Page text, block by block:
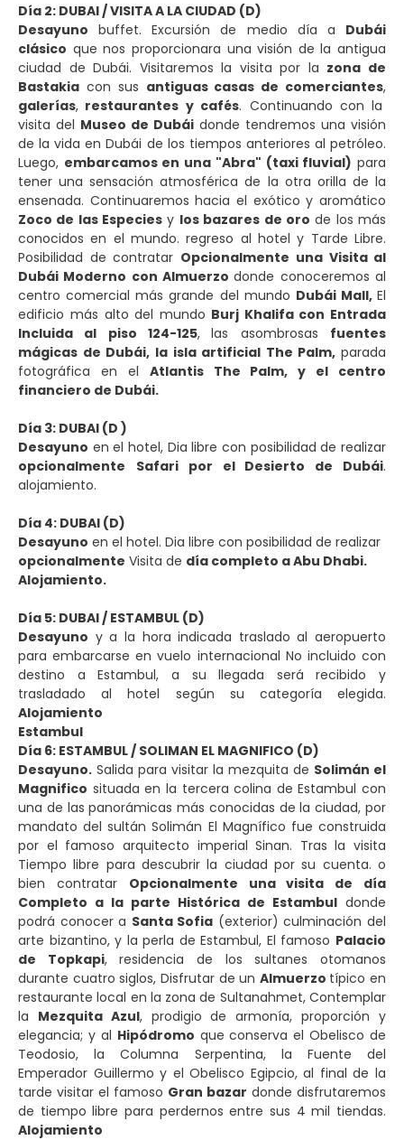
Día 2: DUBAI / VISITA A LA CIUDAD (D)
Desayuno buffet. Excursión de medio día a Dubái
clásico que nos proporcionara una visión de la antigua
ciudad de Dubái. Visitaremos la visita por la zona de
Bastakia con sus antiguas casas de comerciantes,
galerías, restaurantes y cafés. Continuando con la
visita del Museo de Dubái donde tendremos una visión
de la vida en Dubái de los tiempos anteriores al petróleo.
Luego, embarcamos en una "Abra" (taxi fluvial) para
tener una sensación atmosférica de la otra orilla de la
ensenada. Continuaremos hacia el exótico y aromático
Zoco de las Especies y los bazares de oro de los más
conocidos en el mundo. regreso al hotel y Tarde Libre.
Posibilidad de contratar Opcionalmente una Visita al
Dubái Moderno con Almuerzodonde conoceremos al
centro comercial más grande del mundo Dubái Mall, El
edificio más alto del mundo Burj Khalifa con Entrada
Incluida al piso 124-125, las asombrosas fuentes
mágicas de Dubái, la isla artificial The Palm, parada
fotográfica en el Atlantis The Palm, y el centro
financiero de Dubái.
Día 3: DUBAI (D )
Desayuno en el hotel, Dia libre con posibilidad de realizar
opcionalmente
Safari por el Desierto de Dubái.
alojamiento.
Día 4: DUBAI (D)
Desayuno en el hotel. Dia libre con posibilidad de realizar
opcionalmente Visita de día completo a Abu Dhabi.
Alojamiento.
Día 5: DUBAI / ESTAMBUL (D)
Desayuno y a la hora indicada traslado al aeropuerto
para embarcarse en vuelo internacional No incluido con
destino a Estambul, a su llegada será recibido y
trasladado al hotel según su categoría elegida.
Alojamiento
Estambul
Día 6: ESTAMBUL / SOLIMAN EL MAGNIFICO (D)
Desayuno. Salida para visitar la mezquita de Solimán el
Magnifico situada en la tercera colina de Estambul con
una de las panorámicas más conocidas de la ciudad, por
mandato del sultán Solimán El Magnífico fue construida
por el famoso arquitecto imperial Sinan. Tras la visita
Tiempo libre para descubrir la ciudad por su cuenta. o
bien contratar Opcionalmente una visita de día
Completo a la parte Histórica de Estambul donde
podrá conocer a Santa Sofia (exterior) culminación del
arte bizantino, y la perla de Estambul, El famoso Palacio
de Topkapi, residencia de los sultanes otomanos
durante cuatro siglos, Disfrutar de un Almuerzo típico en
restaurante local en la zona de Sultanahmet, Contemplar
la Mezquita Azul, prodigio de armonía, proporción y
elegancia; y al Hipódromo que conserva el Obelisco de
Teodosio, la Columna Serpentina, la Fuente del
Emperador Guillermo y el Obelisco Egipcio, al final de la
tarde visitar el famoso Gran bazar donde disfrutaremos
de tiempo libre para perdernos entre sus 4 mil tiendas.
Alojamiento